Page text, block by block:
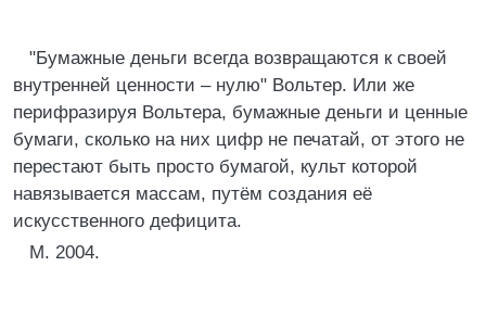
"Бумажные деньги всегда возвращаются к своей
внутренней ценности – нулю" Вольтер. Или же
перифразируя Вольтера, бумажные деньги и ценные
бумаги, сколько на них цифр не печатай, от этого не
перестают быть просто бумагой, культ которой
навязывается массам, путём создания её
искусственного дефицита.
М. 2004.